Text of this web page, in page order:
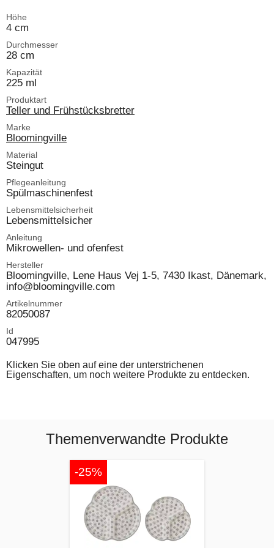
Höhe
4 cm
Durchmesser
28 cm
Kapazität
225 ml
Produktart
Teller und Frühstücksbretter
Marke
Bloomingville
Material
Steingut
Pflegeanleitung
Spülmaschinenfest
Lebensmittelsicherheit
Lebensmittelsicher
Anleitung
Mikrowellen- und ofenfest
Hersteller
Bloomingville, Lene Haus Vej 1-5, 7430 Ikast, Dänemark,
info@bloomingville.com
Artikelnummer
82050087
Id
047995
Klicken Sie oben auf eine der unterstrichenen
Eigenschaften, um noch weitere Produkte zu entdecken.
Themenverwandte Produkte
-25%